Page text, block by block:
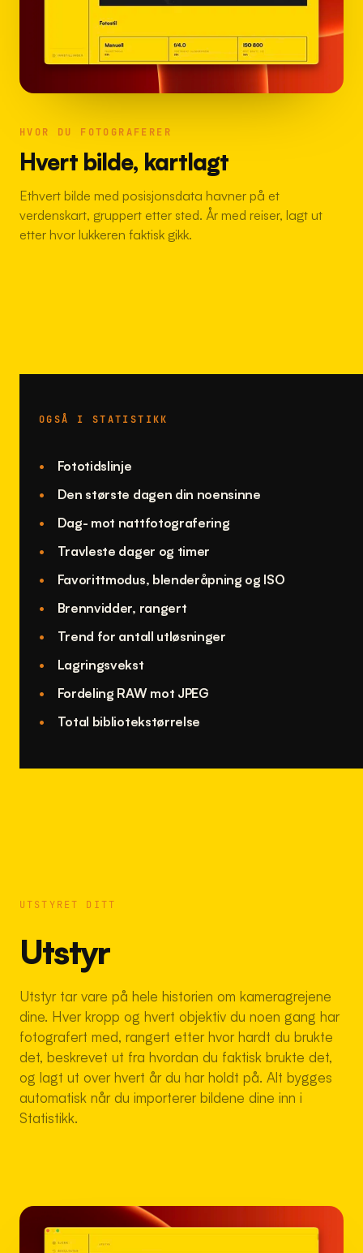
HVOR DU FOTOGRAFERER
Hvert bilde, kartlagt
Ethvert bilde med posisjonsdata havner på et
verdenskart, gruppert etter sted. År med reiser, lagt ut
etter hvor lukkeren faktisk gikk.
OGSÅ I STATISTIKK
Fototidslinje
Den største dagen din noensinne
Dag- mot nattfotografering
Travleste dager og timer
Favorittmodus, blenderåpning og ISO
Brennvidder, rangert
Trend for antall utløsninger
Lagringsvekst
Fordeling RAW mot JPEG
Total bibliotekstørrelse
UTSTYRET DITT
Utstyr
Utstyr tar vare på hele historien om kameragrejene
dine. Hver kropp og hvert objektiv du noen gang har
fotografert med, rangert etter hvor hardt du brukte
det, beskrevet ut fra hvordan du faktisk brukte det,
og lagt ut over hvert år du har holdt på. Alt bygges
automatisk når du importerer bildene dine inn i
Statistikk.